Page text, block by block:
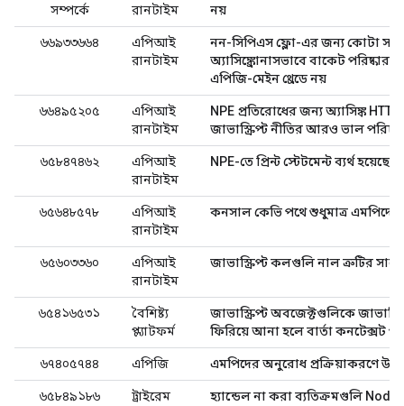
সম্পর্কে
রানটাইম
নয়
৬৬৯৩৩৬৬৪
এপিআই
রানটাইম
নন-সিপিএস ফ্লো-এর জন্য কোটা
অ্যাসিঙ্ক্রোনাসভাবে বাকেট পরিষ্কার
এপিজি-মেইন থ্রেডে নয়
৬৬৪৯৫২০৫
এপিআই
রানটাইম
NPE প্রতিরোধের জন্য অ্যাসিঙ্ক
জাভাস্ক্রিপ্ট নীতির আরও ভাল
৬৫৮৪৭৪৬২
এপিআই
রানটাইম
NPE-তে প্রিন্ট স্টেটমেন্ট ব্যর্থ হয়েছে
৬৫৬৪৮৫৭৮
এপিআই
রানটাইম
কনসাল কেভি পথে শুধুমাত্র এমপিদের
৬৫৬০৩৩৬০
এপিআই
রানটাইম
জাভাস্ক্রিপ্ট কলগুলি নাল ত্রুটির সাথে
৬৫৪১৬৫৩১
বৈশিষ্ট্য
প্ল্যাটফর্ম
জাভাস্ক্রিপ্ট অবজেক্টগুলিকে
ফিরিয়ে আনা হলে বার্তা কনটেক্সট
৬৭৪০৫৭৪৪ এপিজি এমপিদের অনুরোধ প্রক্রিয়াকরণে উচ্চ
৬৫৮৪৯১৮৬ ট্রাইরেম
হ্যান্ডেল না করা ব্যতিক্রমগুলি